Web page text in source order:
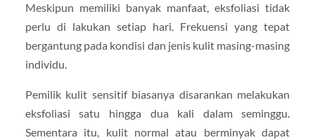
Meskipun memiliki banyak manfaat, eksfoliasi tidak
perlu di lakukan setiap hari. Frekuensi yang tepat
bergantung pada kondisi dan jenis kulit masing-masing
individu.
Pemilik kulit sensitif biasanya disarankan melakukan
eksfoliasi satu hingga dua kali dalam seminggu.
Sementara itu, kulit normal atau berminyak dapat